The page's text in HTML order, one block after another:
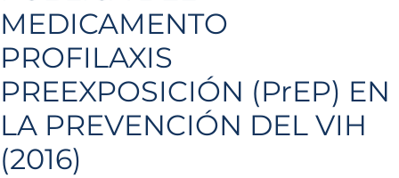
MEDICAMENTO
PROFILAXIS
PREEXPOSICIÓN (PrEP) EN
LA PREVENCIÓN DEL VIH
(2016)